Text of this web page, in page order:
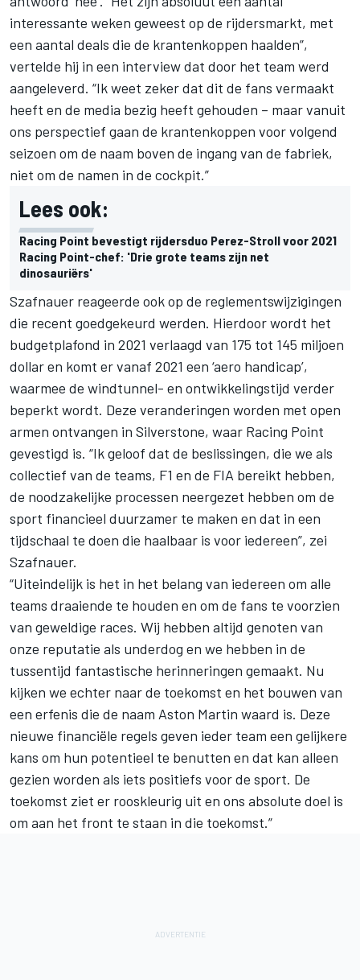
interessante weken geweest op de rijdersmarkt, met
een aantal deals die de krantenkoppen haalden”,
vertelde hij in een interview dat door het team werd
aangeleverd. “Ik weet zeker dat dit de fans vermaakt
heeft en de media bezig heeft gehouden – maar vanuit
ons perspectief gaan de krantenkoppen voor volgend
seizoen om de naam boven de ingang van de fabriek,
niet om de namen in de cockpit.”
Lees ook:
Racing Point bevestigt rijdersduo Perez-Stroll voor 2021
Racing Point-chef: 'Drie grote teams zijn net
dinosauriërs'
Szafnauer reageerde ook op de reglementswijzigingen
die recent goedgekeurd werden. Hierdoor wordt het
budgetplafond in 2021 verlaagd van 175 tot 145 miljoen
dollar en komt er vanaf 2021 een ‘aero handicap’,
waarmee de windtunnel- en ontwikkelingstijd verder
beperkt wordt. Deze veranderingen worden met open
armen ontvangen in Silverstone, waar Racing Point
gevestigd is. “Ik geloof dat de beslissingen, die we als
collectief van de teams, F1 en de FIA bereikt hebben,
de noodzakelijke processen neergezet hebben om de
sport financieel duurzamer te maken en dat in een
tijdschaal te doen die haalbaar is voor iedereen”, zei
Szafnauer.
“Uiteindelijk is het in het belang van iedereen om alle
teams draaiende te houden en om de fans te voorzien
van geweldige races. Wij hebben altijd genoten van
onze reputatie als underdog en we hebben in de
tussentijd fantastische herinneringen gemaakt. Nu
kijken we echter naar de toekomst en het bouwen van
een erfenis die de naam Aston Martin waard is. Deze
nieuwe financiële regels geven ieder team een gelijkere
kans om hun potentieel te benutten en dat kan alleen
gezien worden als iets positiefs voor de sport. De
toekomst ziet er rooskleurig uit en ons absolute doel is
om aan het front te staan in die toekomst.”